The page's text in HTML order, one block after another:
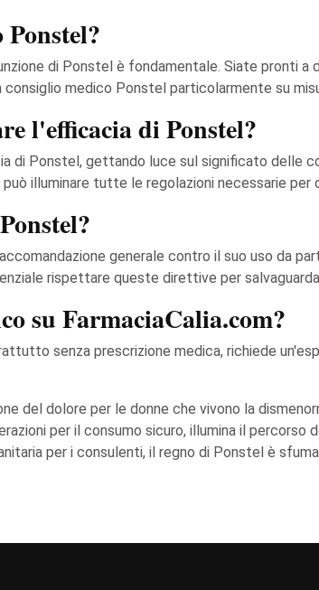
di Ponstel è fondamentale. Siate pronti a
medico Ponstel particolarmente su
l'efficacia di Ponstel?
di Ponstel, gettando luce sul significato delle
illuminare tutte le regolazioni necessarie per
generale contro il suo uso da
rispettare queste direttive per
su FarmaciaCalia.com?
senza prescrizione medica, richiede
del dolore per le donne che vivono la
per il consumo sicuro, illumina il percorso
per i consulenti, il regno di Ponstel è